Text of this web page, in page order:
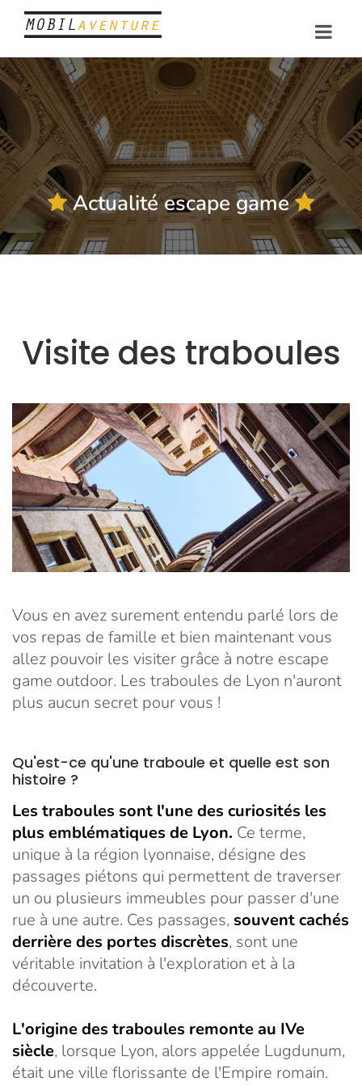
Actualité escape game
Visite des traboules
Vous en avez surement entendu parlé lors de
vos repas de famille et bien maintenant vous
allez pouvoir les visiter grâce à notre escape
game outdoor. Les traboules de Lyon n'auront
plus aucun secret pour vous !
Qu'est-ce qu'une traboule et quelle est son
histoire ?
Les traboules sont l'une des curiosités les
plus emblématiques de Lyon. Ce terme,
unique à la région lyonnaise, désigne des
passages piétons qui permettent de traverser
un ou plusieurs immeubles pour passer d'une
rue à une autre. Ces passages, souvent cachés
derrière des portes discrètes, sont une
véritable invitation à l'exploration et à la
découverte.
L'origine des traboules remonte au IVe
siècle, lorsque Lyon, alors appelée Lugdunum,
était une ville florissante de l'Empire romain.